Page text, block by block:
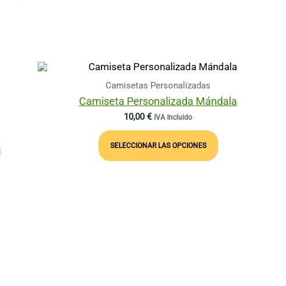
Camisetas Personalizadas
Camiseta Personalizada Mándala
10,00€ IVA Incluido
SELECCIONAR LAS OPCIONES
Producto
Tiene